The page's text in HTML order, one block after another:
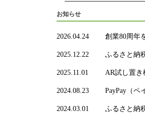
お知らせ
2026.04.24 創業80周年
2025.12.22 ふるさと納
2025.11.01 AR試し置き
2024.08.23 PayPay（ペ
2024.03.01 ふるさと納